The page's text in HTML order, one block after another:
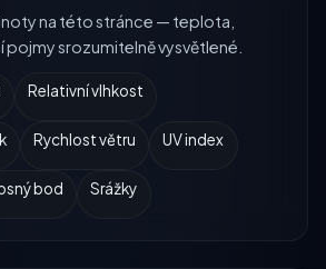
na této stránce — teplota,
pojmy srozumitelně vysvětlené.
Relativní vlhkost
Rychlost větru UV index
bod Srážky